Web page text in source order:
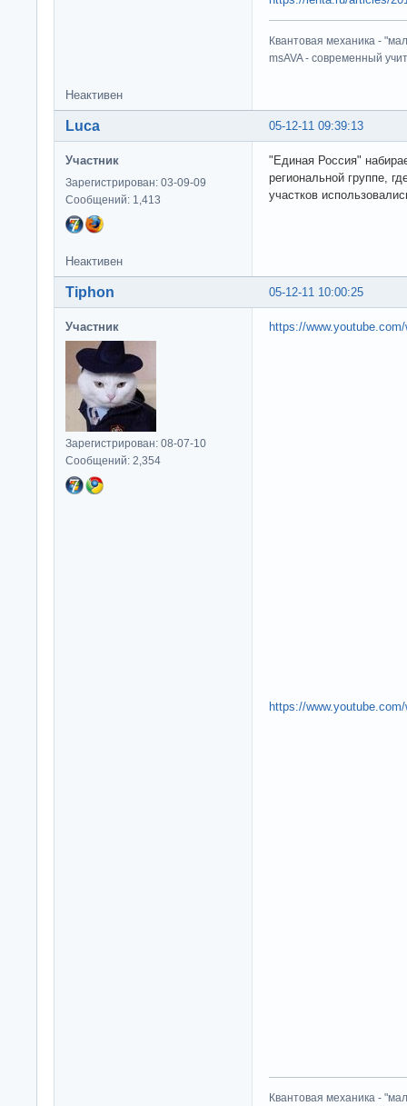
Квантовая механика -
msAVA - современный
Неактивен
05-12-11 09:39:13
Luca
Участник
Зарегистрирован: 03-09-09
Сообщений: 1,413
"Единая Россия"
региональной группе,
участков
Неактивен
05-12-11 10:00:25
Tiphon
Участник
Зарегистрирован: 08-07-10
Сообщений: 2,354
https://
https://
Квантовая механика -